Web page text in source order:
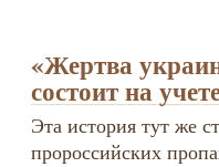
«Жертва
состоит на
Эта история тут же
пророссийских